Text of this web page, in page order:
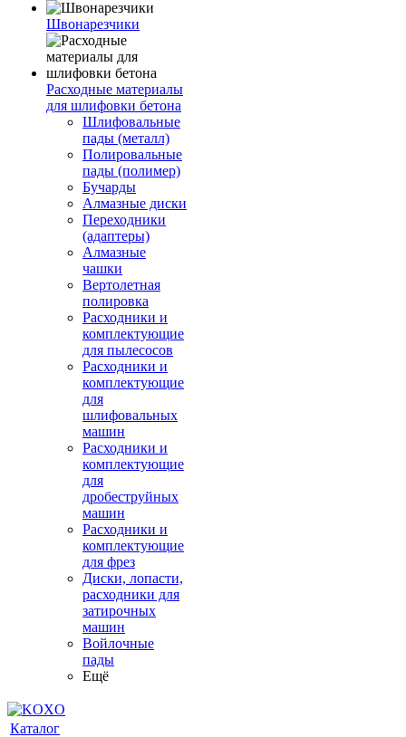
Швонарезчики
Расходные материалы
для шлифовки бетона
Шлифовальные
пады (металл)
Полировальные
пады (полимер)
Бучарды
Алмазные диски
Переходники
(адаптеры)
Алмазные
чашки
Вертолетная
полировка
Расходники и
комплектующие
для пылесосов
Расходники и
комплектующие
для
шлифовальных
машин
Расходники и
комплектующие
для
дробеструйных
машин
Расходники и
комплектующие
для фрез
Диски, лопасти,
расходники для
затирочных
машин
Войлочные
пады
Ещё
Каталог